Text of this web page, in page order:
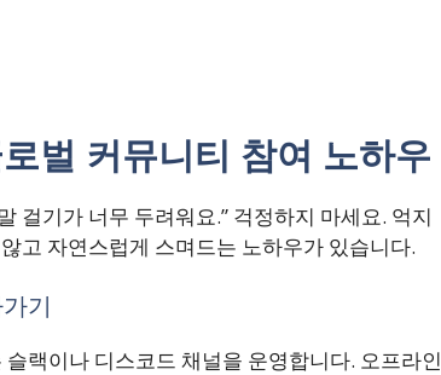
벌 커뮤니티 참여 노하우
걸기가 너무 두려워요.” 걱정하지 마세요. 억지
고 자연스럽게 스며드는 노하우가 있습니다.
기
랙이나 디스코드 채널을 운영합니다. 오프라인